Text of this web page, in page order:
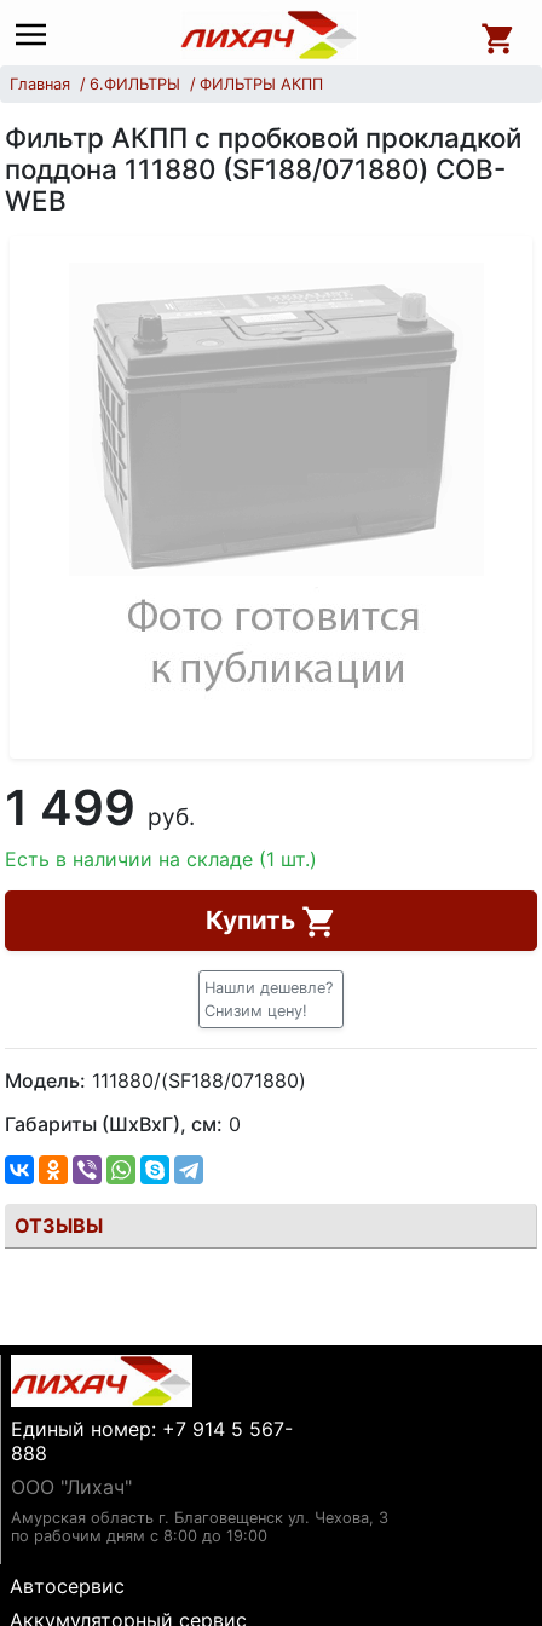
Главная 6.ФИЛЬТРЫ ФИЛЬТРЫ АКПП
Фильтр АКПП с пробковой прокладкой
поддона 111880 (SF188/071880) COB-
WEB
1 499 руб.
Есть в наличии на складе (1 шт.)
Купить
Нашли дешевле?
Снизим цену!
Модель: 111880/(SF188/071880)
Габариты (ШхВхГ), см: 0
ОТЗЫВЫ
Единый номер: +7 914 5 567-
888
ООО "Лихач"
Амурская область г. Благовещенск ул. Чехова, 3
по рабочим дням с 8:00 до 19:00
Автосервис
Аккумуляторный сервис